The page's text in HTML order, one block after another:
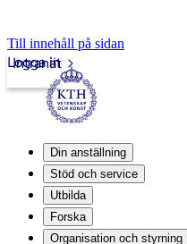
Till innehåll på sidan
Intranät
Logga in
Din anställning
Stöd och service
Utbilda
Forska
Organisation och styrning